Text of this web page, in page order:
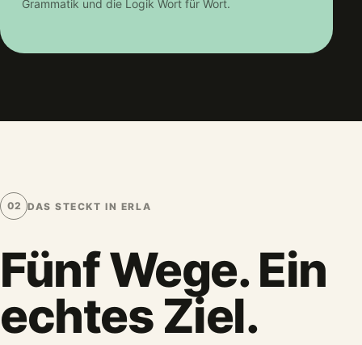
Grammatik und die Logik Wort für Wort.
02 DAS STECKT IN ERLA
Fünf Wege. Ein
echtes Ziel.